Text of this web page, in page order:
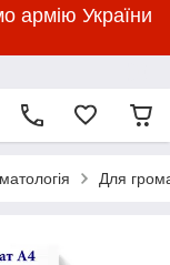
армію України
Для